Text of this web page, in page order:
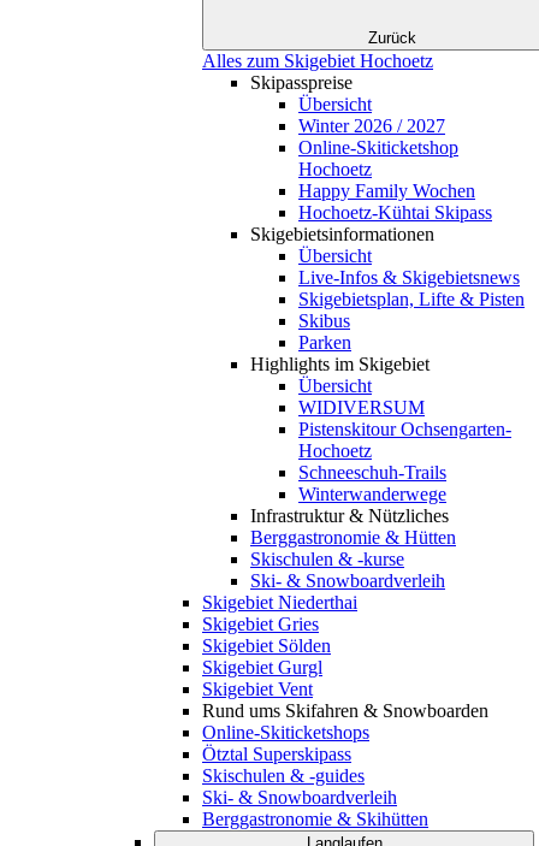
Zurück
Alles zum Skigebiet Hochoetz
Skipasspreise
Übersicht
Winter 2026 / 2027
Online-Skiticketshop
Hochoetz
Happy Family Wochen
Hochoetz-Kühtai Skipass
Skigebietsinformationen
Übersicht
Live-Infos & Skigebietsnews
Skigebietsplan, Lifte & Pisten
Skibus
Parken
Highlights im Skigebiet
Übersicht
WIDIVERSUM
Pistenskitour Ochsengarten-
Hochoetz
Schneeschuh-Trails
Winterwanderwege
Infrastruktur & Nützliches
Berggastronomie & Hütten
Skischulen & -kurse
Ski- & Snowboardverleih
Skigebiet Niederthai
Skigebiet Gries
Skigebiet Sölden
Skigebiet Gurgl
Skigebiet Vent
Rund ums Skifahren & Snowboarden
Online-Skiticketshops
Ötztal Superskipass
Skischulen & -guides
Ski- & Snowboardverleih
Berggastronomie & Skihütten